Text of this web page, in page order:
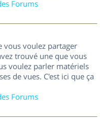
Forums
vous voulez partager
trouvé une que vous
voulez parler matériels
de vues. C'est ici que ça
Forums